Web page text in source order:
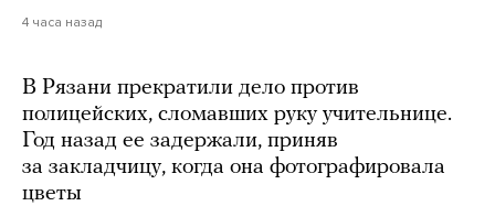
4 часа назад
В Рязани прекратили дело против
полицейских, сломавших руку учительнице.
Год назад ее задержали, приняв
за закладчицу, когда она фотографировала
цветы